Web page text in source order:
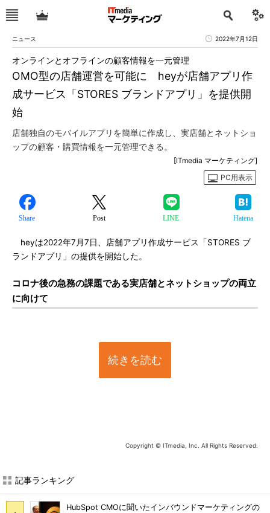
ニュース 2022年7月12日
OMO型の店舗運営を可能に heyが店舗アプリ作
成サービス「STORES ブランドアプリ」を提供開
始
オンラインとオフラインの顧客情報を一元管理
店舗独自のモバイルアプリを簡単に作成し、実店舗とネットショ
ップの顧客・購買情報を一元管理できる。
[ITmedia マーケティング]
PC用表示
Share Post LINE Hatena
heyは2022年7月7日、店舗アプリ作成サービス「STORES ブ
ランドアプリ」の提供を開始した。
コロナ後の急務の課題である実店舗とネットショップの両立
に向けて
続きを読む
Copyright © ITmedia, Inc. All Rights Reserved.
記事ランキング
HubSpot CMOに聞いたインバウンドマーケティングの